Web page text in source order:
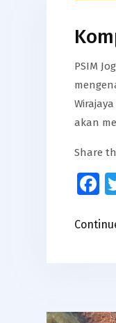
PSIM
akan
Share